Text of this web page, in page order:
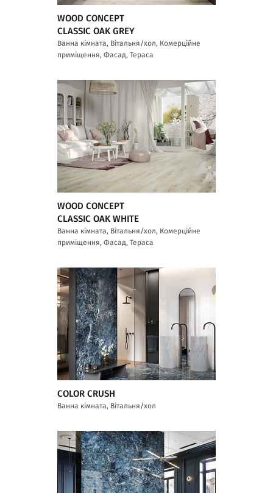
WOOD CONCEPT
CLASSIC OAK GREY
Ванна кімната, Вітальня/хол, Комерційне
приміщення, Фасад, Тераса
WOOD CONCEPT
CLASSIC OAK WHITE
Ванна кімната, Вітальня/хол, Комерційне
приміщення, Фасад, Тераса
COLOR CRUSH
Ванна кімната, Вітальня/хол